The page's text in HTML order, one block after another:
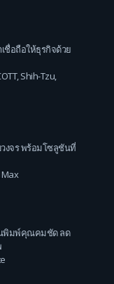
ชื่อถือให้ธุรกิจด้วย
,Shih-Tzu,
งจร พร้อมโซลูชันที่
Max
พิมพ์คุณคมชัด ลด